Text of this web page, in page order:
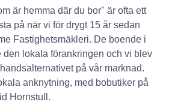
är hemma där du bor" är ofta ett
på när vi för drygt 15 år sedan
Fastighetsmäkleri. De boende i
den lokala förankringen och vi blev
på vår marknad.
anknytning, med bobutiker på
Hornstull.